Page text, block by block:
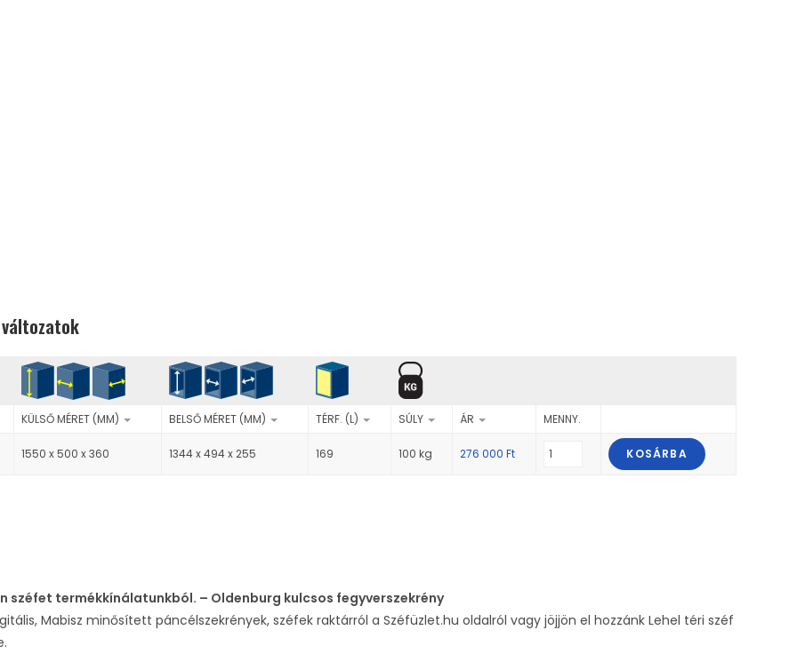
KÜLSŐ MÉRET (MM) BELSŐ MÉRET (MM) TÉRF. (L) SÚLY ÁR MENNY.
1550 x 500 x 360 1344 x 494 x 255 169 100 kg 276 000Ft KOSÁRBA
széfet termékkínálatunkból. – Oldenburg kulcsos fegyverszekrény
Mabisz minősített páncélszekrények, széfek raktárról a Széfüzlet.hu oldalról vagy jöjjön el hozzánk Lehel téri széf